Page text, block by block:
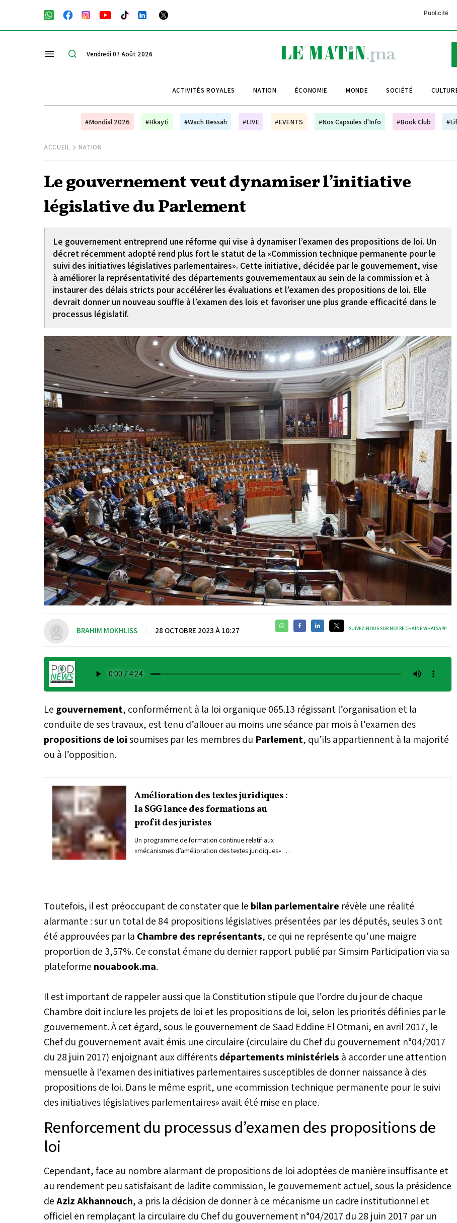
Publicité
Le
Le
Vendredi 07 Août 2026
ACTIVITÉS ROYALES NATION ÉCONOMIE MONDE SOCIÉTÉ
#Mondial 2026 #Hkayti #Wach Bessah #LIVE #EVENTS #Nos Capsules d'Info #Book Club
ACCUEIL NATION
Le gouvernement veut dynamiser l’initiative
législative du Parlement
Le gouvernement entreprend une réforme qui vise à dynamiser l’examen des propositions de loi. Un
décret récemment adopté rend plus fort le statut de la «Commission technique permanente pour le
suivi des initiatives législatives parlementaires». Cette initiative, décidée par le gouvernement, vise
à améliorer la représentativité des départements gouvernementaux au sein de la commission et à
instaurer des délais stricts pour accélérer les évaluations et l’examen des propositions de loi. Elle
devrait donner un nouveau souffle à l’examen des lois et favoriser une plus grande efficacité dans le
processus législatif.
BRAHIM MOKHLISS 28 OCTOBRE 2023 À 10:27 SUIVEZ-NOUS SUR NOTRE CHAÎNE WHATSAPP
Le gouvernement, conformément à la loi organique 065.13 régissant l’organisation et la
conduite de ses travaux, est tenu d’allouer au moins une séance par mois à l’examen des
propositions de loisoumises par les membres du Parlement, qu’ils appartiennent à la majorité
ou à l’opposition.
Amélioration des textes juridiques :
la SGG lance des formations au
profit des juristes
Un programme de formation continue relatif aux
«mécanismes d’amélioration des textes juridiques» a
Toutefois, il est préoccupant de constater que le bilan parlementaire révèle une réalité
alarmante : sur un total de 84 propositions législatives présentées par les députés, seules 3 ont
été approuvées par la Chambre des représentants, ce qui ne représente qu’une maigre
proportion de 3,57%. Ce constat émane du dernier rapport publié par Simsim Participation via sa
plateforme nouabook.ma.
Il est important de rappeler aussi que la Constitution stipule que l’ordre du jour de chaque
Chambre doit inclure les projets de loi et les propositions de loi, selon les priorités définies par le
gouvernement. À cet égard, sous le gouvernement de Saad Eddine El Otmani, en avril 2017, le
Chef du gouvernement avait émis une circulaire (circulaire du Chef du gouvernement n°04/2017
du 28 juin 2017) enjoignant aux différentsdépartements ministériels à accorder une attention
mensuelle à l’examen des initiatives parlementaires susceptibles de donner naissance à des
propositions de loi. Dans le même esprit, une «commission technique permanente pour le suivi
des initiatives législatives parlementaires» avait été mise en place.
Renforcement du processus d’examen des propositions de
loi
Cependant, face au nombre alarmant de propositions de loi adoptées de manière insuffisante et
au rendement peu satisfaisant de ladite commission, le gouvernement actuel, sous la présidence
deAziz Akhannouch, a pris la décision de donner à ce mécanisme un cadre institutionnel et
officiel en remplaçant la circulaire du Chef du gouvernement n°04/2017 du 28 juin 2017 par un